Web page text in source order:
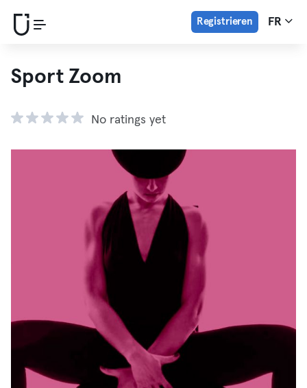
Registrieren FR
Sport Zoom
No ratings yet